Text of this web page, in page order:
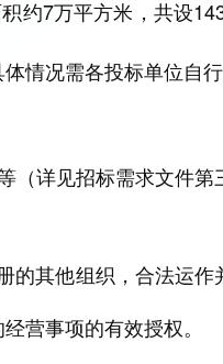
约7万平方米，共设
情况需各投标单位自
（详见招标需求文件第
其他组织，合法运
营事项的有效授权。